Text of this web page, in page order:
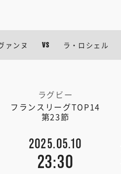
ァンヌ VS ラ・ロシェル
ラグビー
フランスリーグTOP14
第23節
2025.05.10
23:30